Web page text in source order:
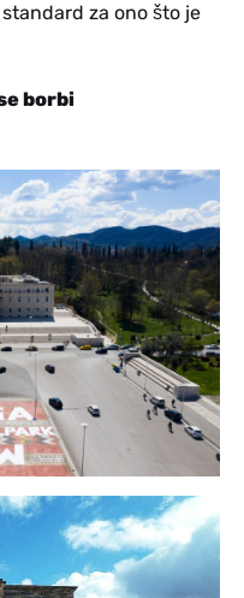
za ono što je
borbi